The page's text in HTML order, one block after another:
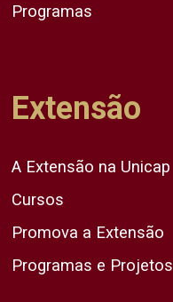
Programas
Extensão
A Extensão na Unicap
Cursos
Promova a Extensão
Programas e Projetos